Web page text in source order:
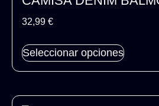
32,99 €
Seleccionar opciones